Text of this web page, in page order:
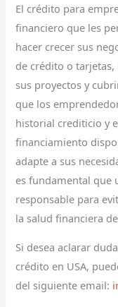
El crédito para
financiero que les
hacer crecer sus
de crédito o
sus proyectos y
que los
historial crediticio y
financiamiento
adapte a sus
es fundamental que
responsable para
la salud financiera
Si desea aclarar
crédito en USA,
del siguiente email: